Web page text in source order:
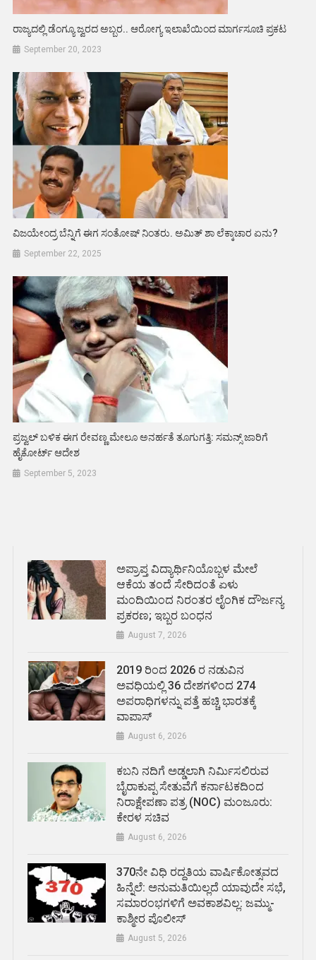
ರಾಜ್ಯದಲ್ಲಿ ಡೆಂಗ್ಯೂ ಜ್ವರದ ಅಬ್ಬರ.. ಆರೋಗ್ಯ ಇಲಾಖೆಯಿಂದ ಮಾರ್ಗಸೂಚಿ ಪ್ರಕಟ
September 20, 2023
ವಿಜಯೇಂದ್ರ ಬೆನ್ನಿಗೆ ಈಗ ಸಂತೋಷ್ ನಿಂತರು. ಅಮಿತ್ ಶಾ ಲೆಕ್ಕಾಚಾರ ಏನು?
September 22, 2025
ಪ್ರಜ್ವಲ್ ಬಳಿಕ ಈಗ ರೇವಣ್ಣ ಮೇಲೂ ಅನರ್ಹತೆ ತೂಗುಗತ್ತಿ: ಸಮನ್ಸ್ ಜಾರಿಗೆ
ಹೈಕೋರ್ಟ್ ಆದೇಶ
September 5, 2023
ಅಪ್ರಾಪ್ತ ವಿದ್ಯಾರ್ಥಿನಿಯೊಬ್ಬಳ ಮೇಲೆ
ಆಕೆಯ ತಂದೆ ಸೇರಿದಂತೆ ಏಳು
ಮಂದಿಯಿಂದ ನಿರಂತರ ಲೈಂಗಿಕ ದೌರ್ಜನ್ಯ
ಪ್ರಕರಣ; ಇಬ್ಬರ ಬಂಧನ
August 7, 2026
2019 ರಿಂದ 2026 ರ ನಡುವಿನ
ಅವಧಿಯಲ್ಲಿ 36 ದೇಶಗಳಿಂದ 274
ಅಪರಾಧಿಗಳನ್ನು ಪತ್ತೆ ಹಚ್ಚಿ ಭಾರತಕ್ಕೆ
ವಾಪಾಸ್
August 6, 2026
ಕಬನಿ ನದಿಗೆ ಅಡ್ಡಲಾಗಿ ನಿರ್ಮಿಸಲಿರುವ
ಬೈರಾಕುಪ್ಪ ಸೇತುವೆಗೆ ಕರ್ನಾಟಕದಿಂದ
ನಿರಾಕ್ಷೇಪಣಾ ಪತ್ರ (NOC) ಮಂಜೂರು:
ಕೇರಳ ಸಚಿವ
August 6, 2026
370ನೇ ವಿಧಿ ರದ್ದತಿಯ ವಾರ್ಷಿಕೋತ್ಸವದ
ಹಿನ್ನೆಲೆ: ಅನುಮತಿಯಿಲ್ಲದೆ ಯಾವುದೇ ಸಭೆ,
ಸಮಾರಂಭಗಳಿಗೆ ಅವಕಾಶವಿಲ್ಲ: ಜಮ್ಮು-
ಕಾಶ್ಮೀರ ಪೊಲೀಸ್
August 5, 2026